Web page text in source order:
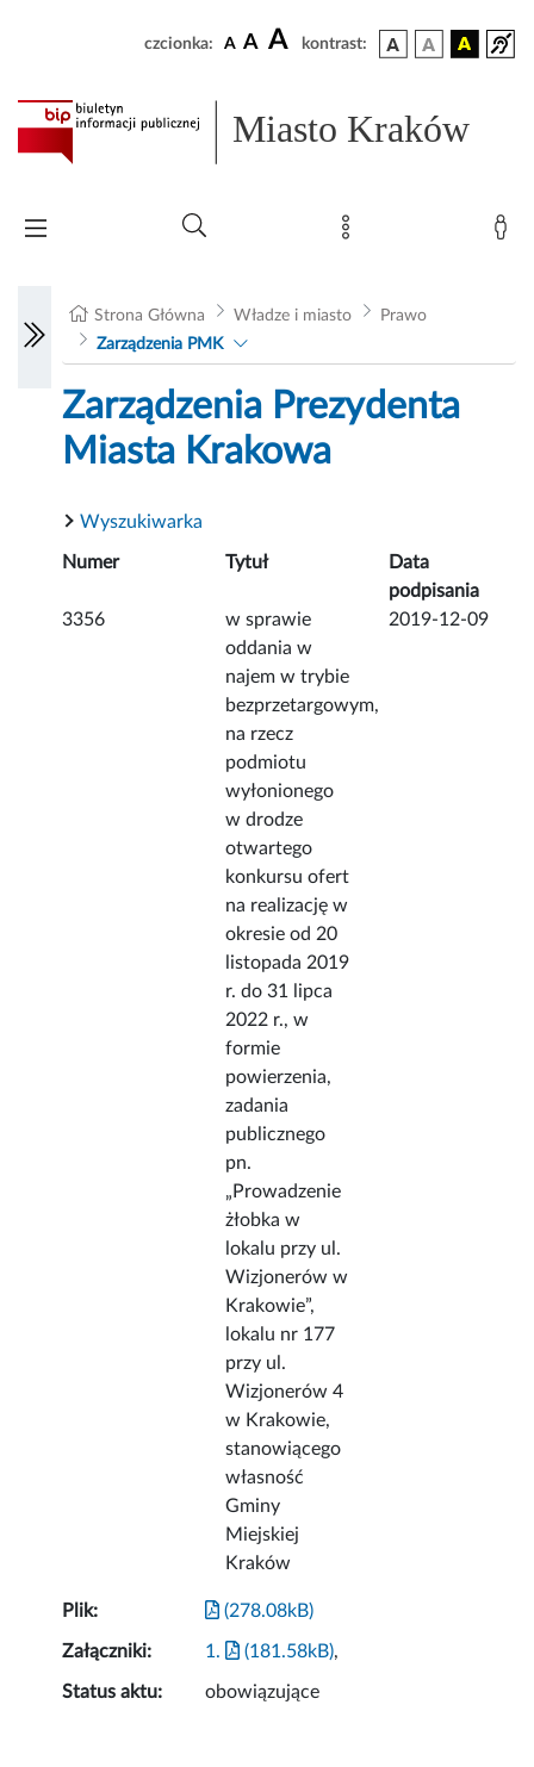
czcionka: A A A kontrast:
Miasto Kraków
Strona Główna Władze i miasto
Prawo
Zarządzenia PMK
Zarządzenia Prezydenta
Miasta Krakowa
Wyszukiwarka
Numer Tytuł
Data
podpisania
3356
w sprawie
oddania w
najem w trybie
bezprzetargowym,
na rzecz
podmiotu
wyłonionego
w drodze
otwartego
konkursu ofert
na realizację w
okresie od 20
listopada 2019
r. do 31 lipca
2022 r., w
formie
powierzenia,
zadania
publicznego
pn.
„Prowadzenie
żłobka w
lokalu przy ul.
Wizjonerów w
Krakowie”,
lokalu nr 177
przy ul.
Wizjonerów 4
w Krakowie,
stanowiącego
własność
Gminy
Miejskiej
Kraków
2019-12-09
Plik: (278.08kB)
Załączniki: 1. (181.58kB),
Status aktu: obowiązujące